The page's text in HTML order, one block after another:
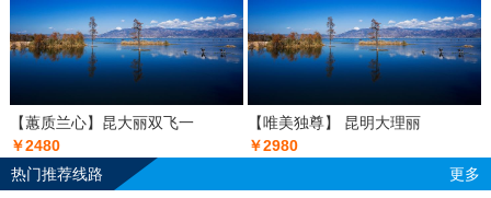
【蕙质兰心】昆大丽双飞一
￥2480
【唯美独尊】 昆明大理丽
￥2980
热门推荐线路
更多